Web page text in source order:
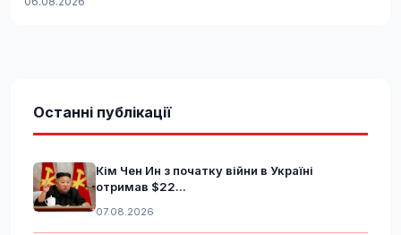
Останні публікації
Кім Чен Ин з початку війни в Україні
отримав $22...
07.08.2026